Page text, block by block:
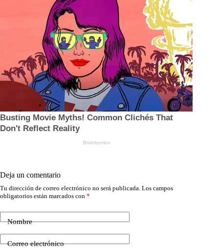
Deja un comentario
Tu dirección de correo electrónico no será publicada. Los campos
obligatorios están marcados con *
Nombre
Correo electrónico